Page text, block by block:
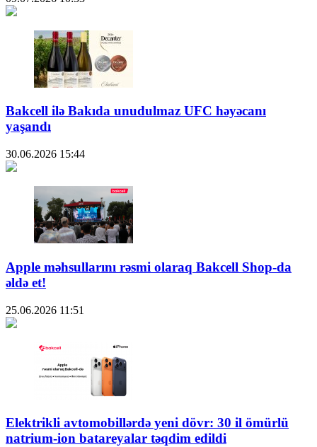
Bakcell ilə Bakıda unudulmaz UFC həyəcanı
yaşandı
30.06.2026 15:44
Apple məhsullarını rəsmi olaraq Bakcell Shop-da
əldə et!
25.06.2026 11:51
Elektrikli avtomobillərdə yeni dövr: 30 il ömürlü
natrium-ion batareyalar təqdim edildi